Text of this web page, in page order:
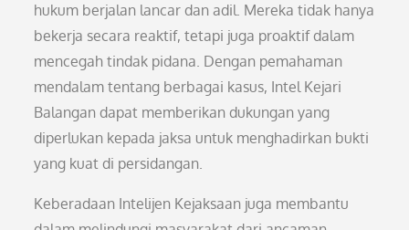
hukum berjalan lancar dan adil. Mereka tidak hanya
bekerja secara reaktif, tetapi juga proaktif dalam
mencegah tindak pidana. Dengan pemahaman
mendalam tentang berbagai kasus, Intel Kejari
Balangan dapat memberikan dukungan yang
diperlukan kepada jaksa untuk menghadirkan bukti
yang kuat di persidangan.
Keberadaan Intelijen Kejaksaan juga membantu